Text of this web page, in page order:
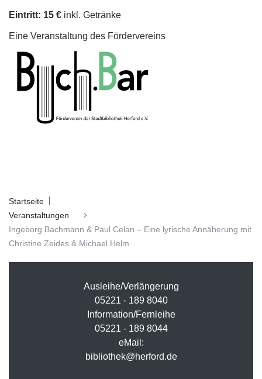
Eintritt: 15 € inkl. Getränke
Eine Veranstaltung des Fördervereins
Startseite
Veranstaltungen
Ingeborg Bachmann & Paul Celan – Eine lyrische Annäherung mit
Christine Zeides & Michael Helm
Ausleihe/Verlängerung
05221 - 189 8040
Information/Fernleihe
05221 - 189 8044
eMail:
bibliothek@herford.de